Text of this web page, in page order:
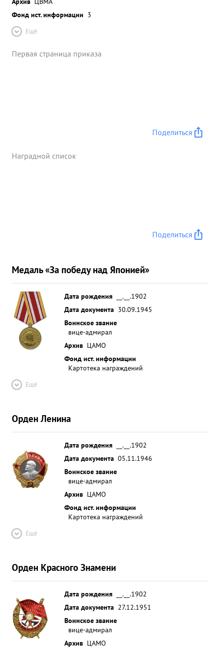
Фонд ист. информации 3
Ещё
Первая страница приказа
Поделиться
Наградной список
Поделиться
Медаль «За победу над Японией»
Дата рождения
__.__.1902
Дата документа 30.09.1945
Воинское звание
вице-адмирал
Архив ЦАМО
Фонд ист. информации
Картотека награждений
Ещё
Орден Ленина
Дата рождения
__.__.1902
Дата документа 05.11.1946
Воинское звание
вице-адмирал
Архив ЦАМО
Фонд ист. информации
Картотека награждений
Ещё
Орден Красного Знамени
Дата рождения
__.__.1902
Дата документа 27.12.1951
Воинское звание
вице-адмирал
Архив ЦАМО